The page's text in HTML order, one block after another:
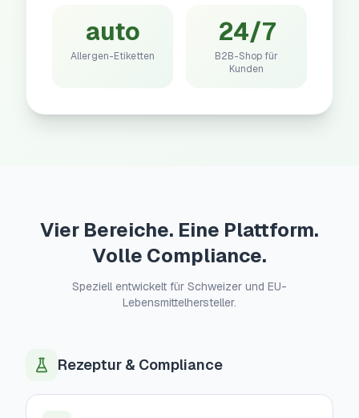
auto
Allergen-Etiketten
24/7
B2B-Shop für
Kunden
Vier Bereiche. Eine Plattform.
Volle Compliance.
Speziell entwickelt für Schweizer und EU-
Lebensmittelhersteller.
Rezeptur & Compliance